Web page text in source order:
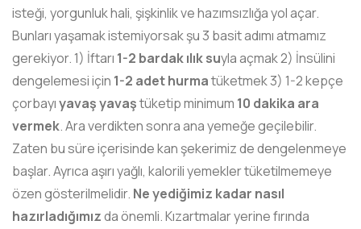
isteği, yorgunluk hali, şişkinlik ve hazımsızlığa yol açar.
Bunları yaşamak istemiyorsak şu 3 basit adımı atmamız
gerekiyor. 1) İftarı 1-2 bardak ılık suyla açmak 2) İnsülini
dengelemesi için 1-2 adet hurmatüketmek 3) 1-2 kepçe
çorbayıyavaş yavaştüketip minimum 10 dakika ara
vermek. Ara verdikten sonra ana yemeğe geçilebilir.
Zaten bu süre içerisinde kan şekerimiz de dengelenmeye
başlar. Ayrıca aşırı yağlı, kalorili yemekler tüketilmemeye
özen gösterilmelidir. Ne yediğimiz kadar nasıl
hazırladığımızda önemli. Kızartmalar yerine fırında